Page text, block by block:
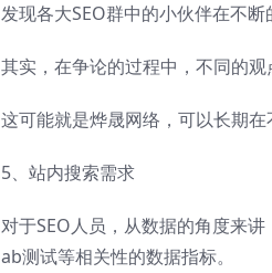
发现各大SEO群中的小伙伴在不断
其实，在争论的过程中，不同的
这可能就是烨晟网络，可以长期在
5、站内搜索需求
对于SEO人员，从数据的角度来
ab测试等相关性的数据指标。